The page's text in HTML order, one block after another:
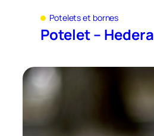
Potelets et bornes
Potelet – Hedera